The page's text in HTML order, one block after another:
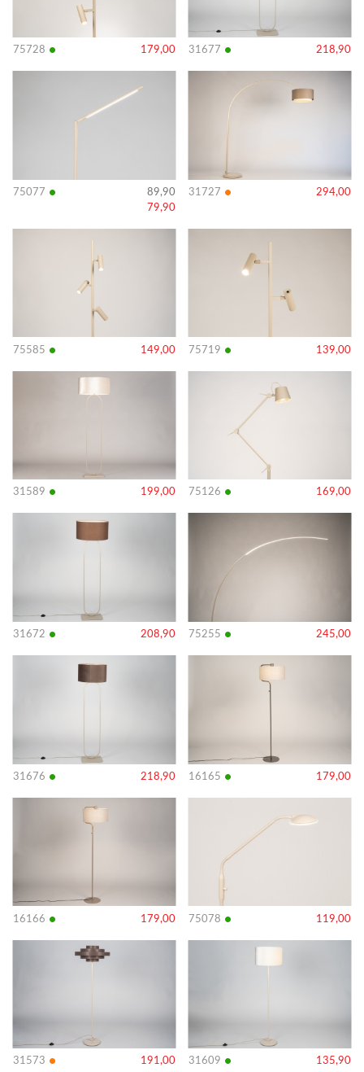
75728 • 179,00 31677 • 218,90
75077 •
89,90
79,90
31727 • 294,00
75585 • 149,00
Bekijk
75719 • 139,00
Bekijk
31589 • 199,00
Bekijk
75126 • 169,00
Bekijk
31672 • 208,90 75255 • 245,00
31676 • 218,90
Bekijk
16165 • 179,00
Bekijk
16166 • 179,00
Bekijk
75078 • 119,00
Bekijk
31573 • 191,00
Bekijk
31609 • 135,90
Bekijk